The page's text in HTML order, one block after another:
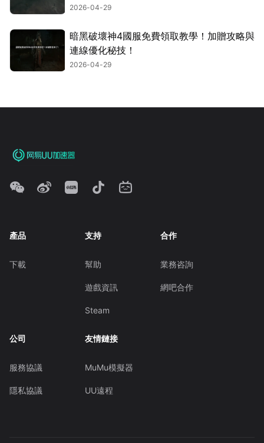
2026-04-29
暗黑破壞神4國服免費領取教學！加贈攻略與
連線優化秘技！
2026-04-29
產品
下載
支持
幫助
遊戲資訊
Steam
合作
業務咨詢
網吧合作
公司
服務協議
隱私協議
友情鏈接
MuMu模擬器
UU遠程